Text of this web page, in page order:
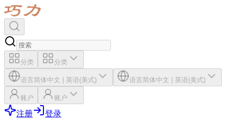
分类 分类
语言简体中文 | 英语(美式) 语言简体中文 | 英语(美式)
账户 账户
注册 登录